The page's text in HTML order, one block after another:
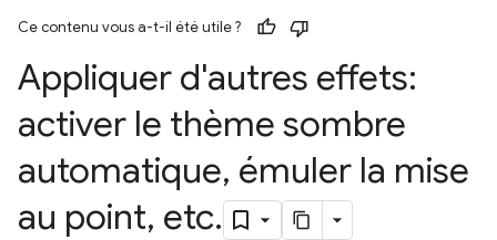
Ce contenu vous a-t-il été utile ?
Appliquer d'autres effets:
activer le thème sombre
automatique, émuler la mise
au point, etc.